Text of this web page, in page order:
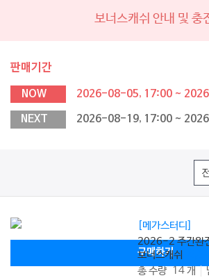
보너스캐쉬 안내 및 충
판매기간
NOW 2026-08-05, 17:00 ~
NEXT 2026-08-19, 17:00 ~
[메가스터디]
2026-2 주간완
보너스캐쉬
총 수량 14 개
구매하기